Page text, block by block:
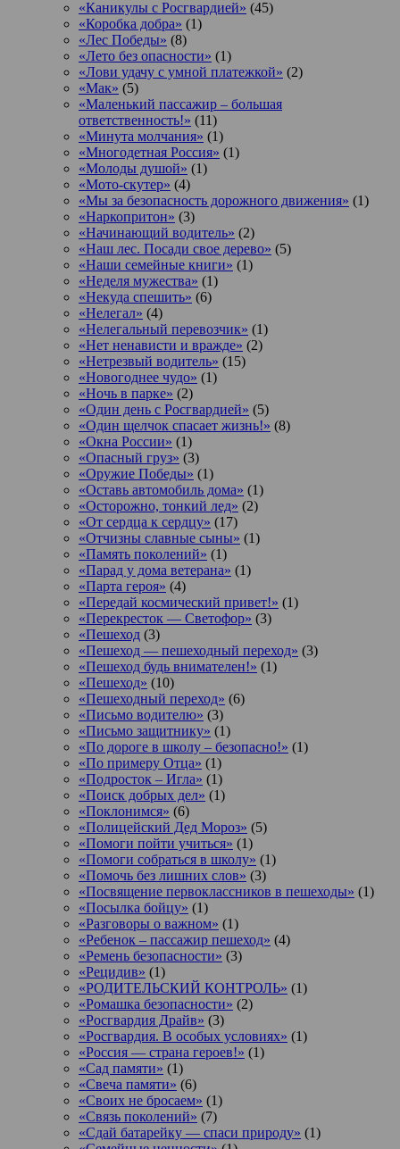
«Каникулы с Росгвардией» (45)
«Коробка добра» (1)
«Лес Победы» (8)
«Лето без опасности» (1)
«Лови удачу с умной платежкой» (2)
«Мак» (5)
«Маленький пассажир – большая
ответственность!» (11)
«Минута молчания» (1)
«Многодетная Россия» (1)
«Молоды душой» (1)
«Мото-скутер» (4)
«Мы за безопасность дорожного движения» (1)
«Наркопритон» (3)
«Начинающий водитель» (2)
«Наш лес. Посади свое дерево» (5)
«Наши семейные книги» (1)
«Неделя мужества» (1)
«Некуда спешить» (6)
«Нелегал» (4)
«Нелегальный перевозчик» (1)
«Нет ненависти и вражде» (2)
«Нетрезвый водитель» (15)
«Новогоднее чудо» (1)
«Ночь в парке» (2)
«Один день с Росгвардией» (5)
«Один щелчок спасает жизнь!» (8)
«Окна России» (1)
«Опасный груз» (3)
«Оружие Победы» (1)
«Оставь автомобиль дома» (1)
«Осторожно, тонкий лед» (2)
«От сердца к сердцу» (17)
«Отчизны славные сыны» (1)
«Память поколений» (1)
«Парад у дома ветерана» (1)
«Парта героя» (4)
«Передай космический привет!» (1)
«Перекресток — Светофор» (3)
«Пешеход (3)
«Пешеход — пешеходный переход» (3)
«Пешеход будь внимателен!» (1)
«Пешеход» (10)
«Пешеходный переход» (6)
«Письмо водителю» (3)
«Письмо защитнику» (1)
«По дороге в школу – безопасно!» (1)
«По примеру Отца» (1)
«Подросток ‒ Игла» (1)
«Поиск добрых дел» (1)
«Поклонимся» (6)
«Полицейский Дед Мороз» (5)
«Помоги пойти учиться» (1)
«Помоги собраться в школу» (1)
«Помочь без лишних слов» (3)
«Посвящение первоклассников в пешеходы» (1)
«Посылка бойцу» (1)
«Разговоры о важном» (1)
«Ребенок – пассажир пешеход» (4)
«Ремень безопасности» (3)
«Рецидив» (1)
«РОДИТЕЛЬСКИЙ КОНТРОЛЬ» (1)
«Ромашка безопасности» (2)
«Росгвардия Драйв» (3)
«Росгвардия. В особых условиях» (1)
«Россия — страна героев!» (1)
«Сад памяти» (1)
«Свеча памяти» (6)
«Своих не бросаем» (1)
«Связь поколений» (7)
«Сдай батарейку — спаси природу» (1)